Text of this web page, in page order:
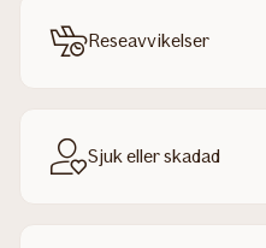
Reseavvikelser
Sjuk eller skadad